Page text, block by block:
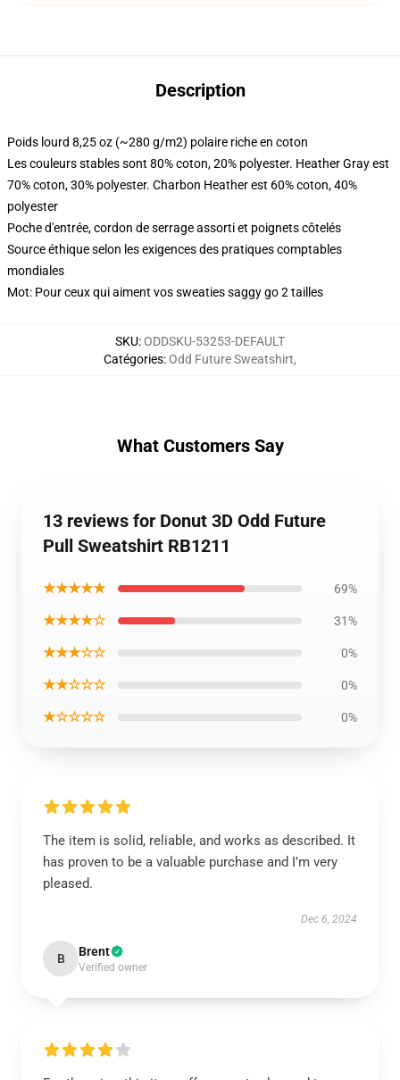
Description
Poids lourd 8,25 oz (~280 g/m2) polaire riche en coton
Les couleurs stables sont 80% coton, 20% polyester. Heather Gray est
70% coton, 30% polyester. Charbon Heather est 60% coton, 40%
polyester
Poche d'entrée, cordon de serrage assorti et poignets côtelés
Source éthique selon les exigences des pratiques comptables
mondiales
Mot: Pour ceux qui aiment vos sweaties saggy go 2 tailles
SKU:ODDSKU-53253-DEFAULT
Catégories:Odd Future Sweatshirt,
What Customers Say
13 reviews for Donut 3D Odd Future
Pull Sweatshirt RB1211
★★★★★ 69%
★★★★☆ 31%
★★★☆☆ 0%
★★☆☆☆ 0%
★☆☆☆☆ 0%
The item is solid, reliable, and works as described. It
has proven to be a valuable purchase and I’m very
pleased.
Dec 6, 2024
B Brent
Verified owner